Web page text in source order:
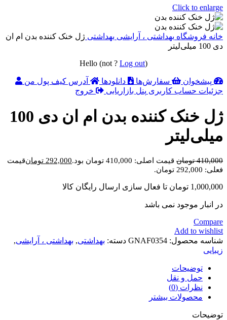
Click to enlarge
خانه فروشگاه بهداشتی ، آرایشی بهداشتی ژل خنک کننده بدن ام ان
دی 100 میلی‌لیتر
Hello (not ? Log out)
پیشخوان سفارش‌ها دانلودها آدرس کیف پول من
جزئیات حساب کاربری پنل بازاریابی خروج
ژل خنک کننده بدن ام ان دی 100
میلی‌لیتر
410,000 تومان قیمت اصلی: 410,000 تومان بود. 292,000 تومانقیمت
فعلی: 292,000 تومان.
1,000,000 تومان تا فعال سازی ارسال رایگان کالا
در انبار موجود نمی باشد
Compare
Add to wishlist
شناسه محصول: GNAF0354 دسته: بهداشتی, بهداشتی ، آرایشی,
زیبایی
توضیحات
حمل و نقل
نظرات (0)
محصولات بیشتر
توضیحات